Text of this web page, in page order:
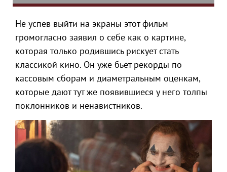
Не успев выйти на экраны этот фильм
громогласно заявил о себе как о картине,
которая только родившись рискует стать
классикой кино. Он уже бьет рекорды по
кассовым сборам и диаметральным оценкам,
которые дают тут же появившиеся у него толпы
поклонников и ненавистников.